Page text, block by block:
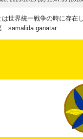
世界統一戦争の時に存在
samalida ganatar